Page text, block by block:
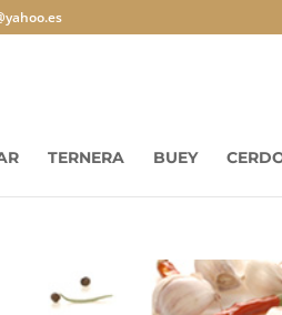
TERNERA BUEY